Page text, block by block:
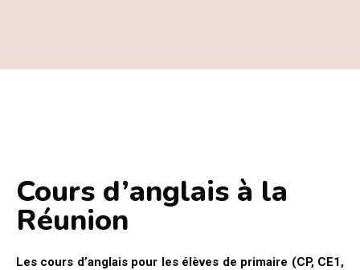
Cours d’anglais à la
Réunion
Les cours d’anglais pour les élèves de primaire (CP, CE1,